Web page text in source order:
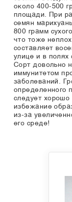
около 400-500
площади. При
семян
800 грамм
что тоже
составляет
улице и в
Сорт довольно
иммунитетом
заболеваний.
определенного
следует хорошо
избежание
из-за
его среде!